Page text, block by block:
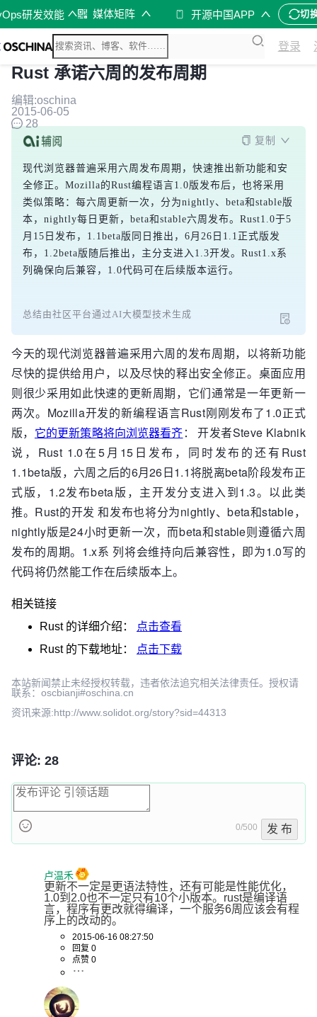
研发效能 媒体矩阵 开源中国APP 切
登录
Rust 承诺六周的发布周期
编辑:oschina
2015-06-05
28
复制
现代浏览器普遍采用六周发布周期，快速推出新功能和安
全修正。Mozilla的Rust编程语言1.0版发布后，也将采用
类似策略：每六周更新一次，分为nightly、beta和stable版
本，nightly每日更新，beta和stable六周发布。Rust1.0于5
月15日发布，1.1beta版同日推出，6月26日1.1正式版发
布，1.2beta版随后推出，主分支进入1.3开发。Rust1.x系
列确保向后兼容，1.0代码可在后续版本运行。
总结由社区平台通过AI大模型技术生成
今天的现代浏览器普遍采用六周的发布周期，以将新功能
尽快的提供给用户，以及尽快的释出安全修正。桌面应用
则很少采用如此快速的更新周期，它们通常是一年更新一
两次。Mozilla开发的新编程语言Rust刚刚发布了1.0正式
版， 它的更新策略将向浏览器看齐： 开发者Steve Klabnik
说，Rust 1.0在5月15日发布，同时发布的还有Rust
1.1beta版，六周之后的6月26日1.1将脱离beta阶段发布正
式版，1.2发布beta版，主开发分支进入到1.3。以此类
推。Rust的开发 和发布也将分为nightly、beta和stable，
nightly版是24小时更新一次，而beta和stable则遵循六周
发布的周期。1.x系 列将会维持向后兼容性，即为1.0写的
代码将仍然能工作在后续版本上。
相关链接
Rust的详细介绍：
点击查看
Rust的下载地址： 点击下载
本站新闻禁止未经授权转载，违者依法追究相关法律责任。授权请
联系：oscbianji#oschina.cn
资讯来源:http://www.solidot.org/story?sid=44313
评论: 28
0/500 发 布
卢温禾
更新不一定是更语法特性，还有可能是性能优化，
1.0到2.0也不一定只有10个小版本。rust是编译语
言，程序有更改就得编译，一个服务6周应该会有程
序上的改动的。
2015-06-16 08:27:50
回复 0
点赞 0